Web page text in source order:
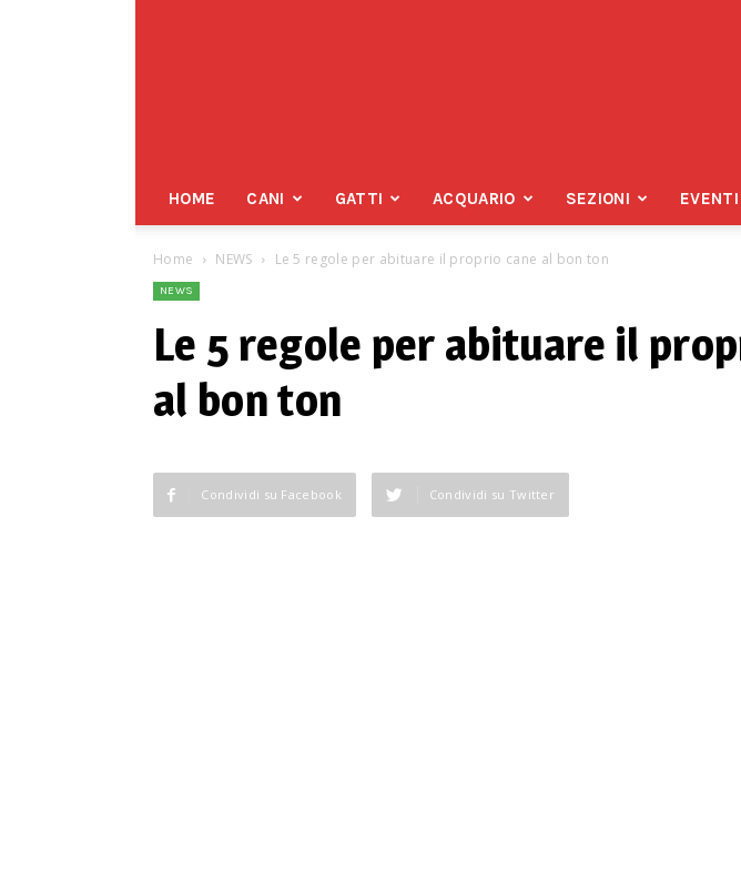
HOME CANI GATTI ACQUARIO SEZIONI EVENTI
Home NEWS Le 5 regole per abituare il proprio cane al bon ton
NEWS
Le 5 regole per abituare il
al bon ton
Condividi su Facebook Condividi su Twitter